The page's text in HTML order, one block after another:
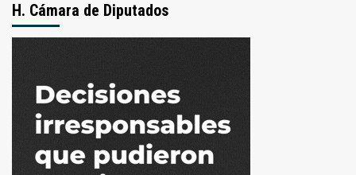
H. Cámara de Diputados